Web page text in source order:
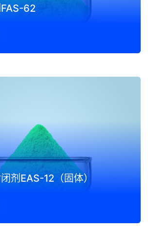
62
剂EAS-12（固体）